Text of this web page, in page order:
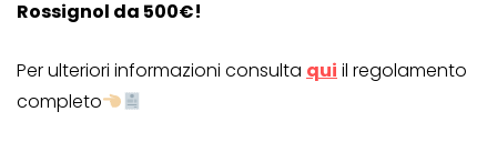
Rossignol da 500€!
Per ulteriori informazioni consulta qui il regolamento
completo